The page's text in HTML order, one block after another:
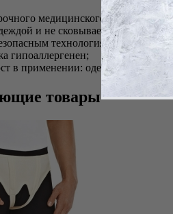
медицинского полотна с
и не сковывает движений;
технологиям LATEX
гипоаллергенен;
в применении: одевать бандаж
товары